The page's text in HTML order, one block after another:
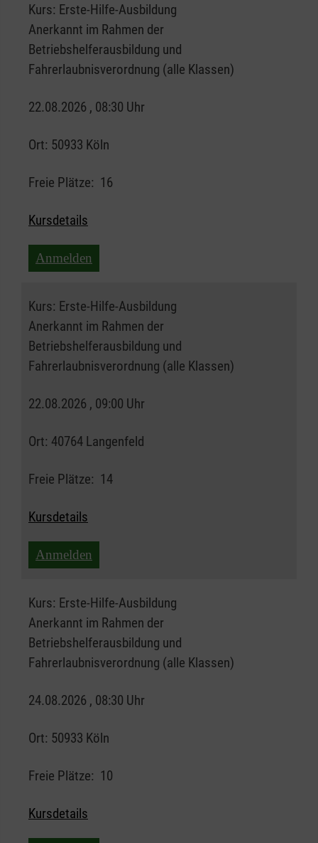
Kurs: Erste-Hilfe-Ausbildung
Anerkannt im Rahmen der
Betriebshelferausbildung und
Fahrerlaubnisverordnung (alle Klassen)
22.08.2026 , 08:30 Uhr
Ort: 50933 Köln
Freie Plätze: 16
Kursdetails
Anmelden
Kurs: Erste-Hilfe-Ausbildung
Anerkannt im Rahmen der
Betriebshelferausbildung und
Fahrerlaubnisverordnung (alle Klassen)
22.08.2026 , 09:00 Uhr
Ort: 40764 Langenfeld
Freie Plätze: 14
Kursdetails
Anmelden
Kurs: Erste-Hilfe-Ausbildung
Anerkannt im Rahmen der
Betriebshelferausbildung und
Fahrerlaubnisverordnung (alle Klassen)
24.08.2026 , 08:30 Uhr
Ort: 50933 Köln
Freie Plätze: 10
Kursdetails